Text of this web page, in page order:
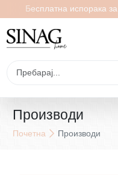
Бесплатна испорака
Производи
Почетна Производи